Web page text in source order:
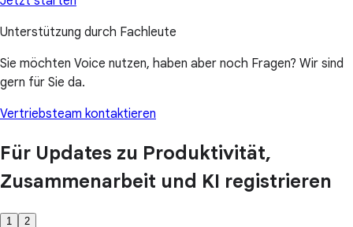
Unterstützung durch Fachleute
Sie möchten Voice nutzen, haben aber noch Fragen? Wir sind
gern für Sie da.
Vertriebsteam kontaktieren
Für Updates zu Produktivität,
Zusammenarbeit und KI registrieren
1 2